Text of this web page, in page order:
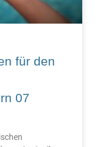
für den
07